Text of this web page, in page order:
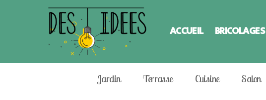
ACCUEIL BRICOLAGES
Jardin Terrasse Cuisine Salon